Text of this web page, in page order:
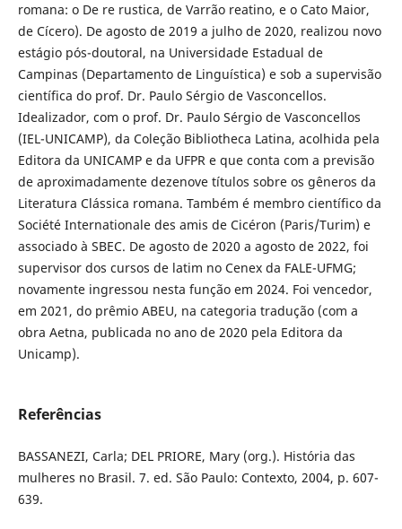
romana: o De re rustica, de Varrão reatino, e o Cato Maior,
de Cícero). De agosto de 2019 a julho de 2020, realizou novo
estágio pós-doutoral, na Universidade Estadual de
Campinas (Departamento de Linguística) e sob a supervisão
científica do prof. Dr. Paulo Sérgio de Vasconcellos.
Idealizador, com o prof. Dr. Paulo Sérgio de Vasconcellos
(IEL-UNICAMP), da Coleção Bibliotheca Latina, acolhida pela
Editora da UNICAMP e da UFPR e que conta com a previsão
de aproximadamente dezenove títulos sobre os gêneros da
Literatura Clássica romana. Também é membro científico da
Société Internationale des amis de Cicéron (Paris/Turim) e
associado à SBEC. De agosto de 2020 a agosto de 2022, foi
supervisor dos cursos de latim no Cenex da FALE-UFMG;
novamente ingressou nesta função em 2024. Foi vencedor,
em 2021, do prêmio ABEU, na categoria tradução (com a
obra Aetna, publicada no ano de 2020 pela Editora da
Unicamp).
Referências
BASSANEZI, Carla; DEL PRIORE, Mary (org.). História das
mulheres no Brasil. 7. ed. São Paulo: Contexto, 2004, p. 607-
639.